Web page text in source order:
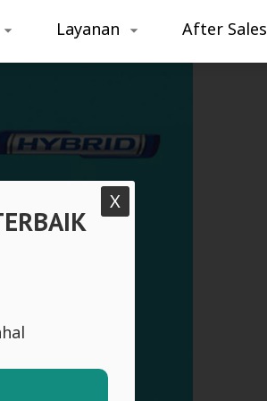
X
Layanan After Sales